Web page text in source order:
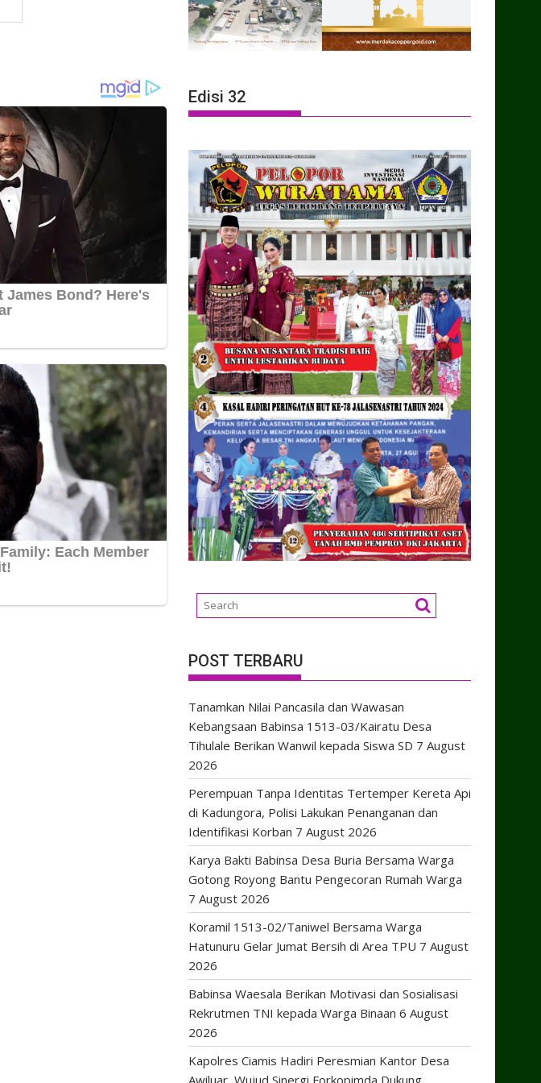
Edisi 32
POST TERBARU
Tanamkan Nilai Pancasila dan Wawasan
Kebangsaan Babinsa 1513-03/Kairatu Desa
Tihulale Berikan Wanwil kepada Siswa SD 7 August
2026
Perempuan Tanpa Identitas Tertemper Kereta Api
di Kadungora, Polisi Lakukan Penanganan dan
Identifikasi Korban 7 August 2026
Karya Bakti Babinsa Desa Buria Bersama Warga
Gotong Royong Bantu Pengecoran Rumah Warga
7 August 2026
Koramil 1513-02/Taniwel Bersama Warga
Hatunuru Gelar Jumat Bersih di Area TPU 7 August
2026
Babinsa Waesala Berikan Motivasi dan Sosialisasi
Rekrutmen TNI kepada Warga Binaan 6 August
2026
Kapolres Ciamis Hadiri Peresmian Kantor Desa
Awiluar, Wujud Sinergi Forkopimda Dukung